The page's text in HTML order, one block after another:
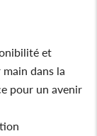
et
dans la
pour un avenir